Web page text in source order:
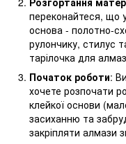
переконайтеся, що у
основа - полотно-
рулончику, стилус
тарілочка для
Початок роботи:
хочете розпочати
клейкої основи
засиханню та
закріпляти алмази